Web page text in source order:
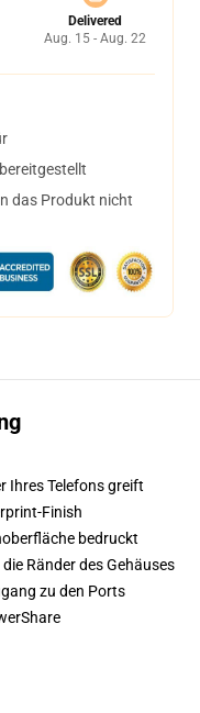
Delivered
Aug. 15 - Aug. 22
das Produkt nicht
Ihres Telefons greift
Finish
bedruckt
Ränder des Gehäuses
zu den Ports